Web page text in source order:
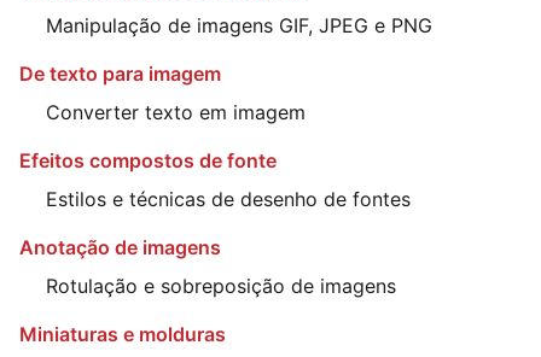
Manipulação de imagens GIF, JPEG e PNG
De texto para imagem
Converter texto em imagem
Efeitos compostos de fonte
Estilos e técnicas de desenho de fontes
Anotação de imagens
Rotulação e sobreposição de imagens
Miniaturas e molduras